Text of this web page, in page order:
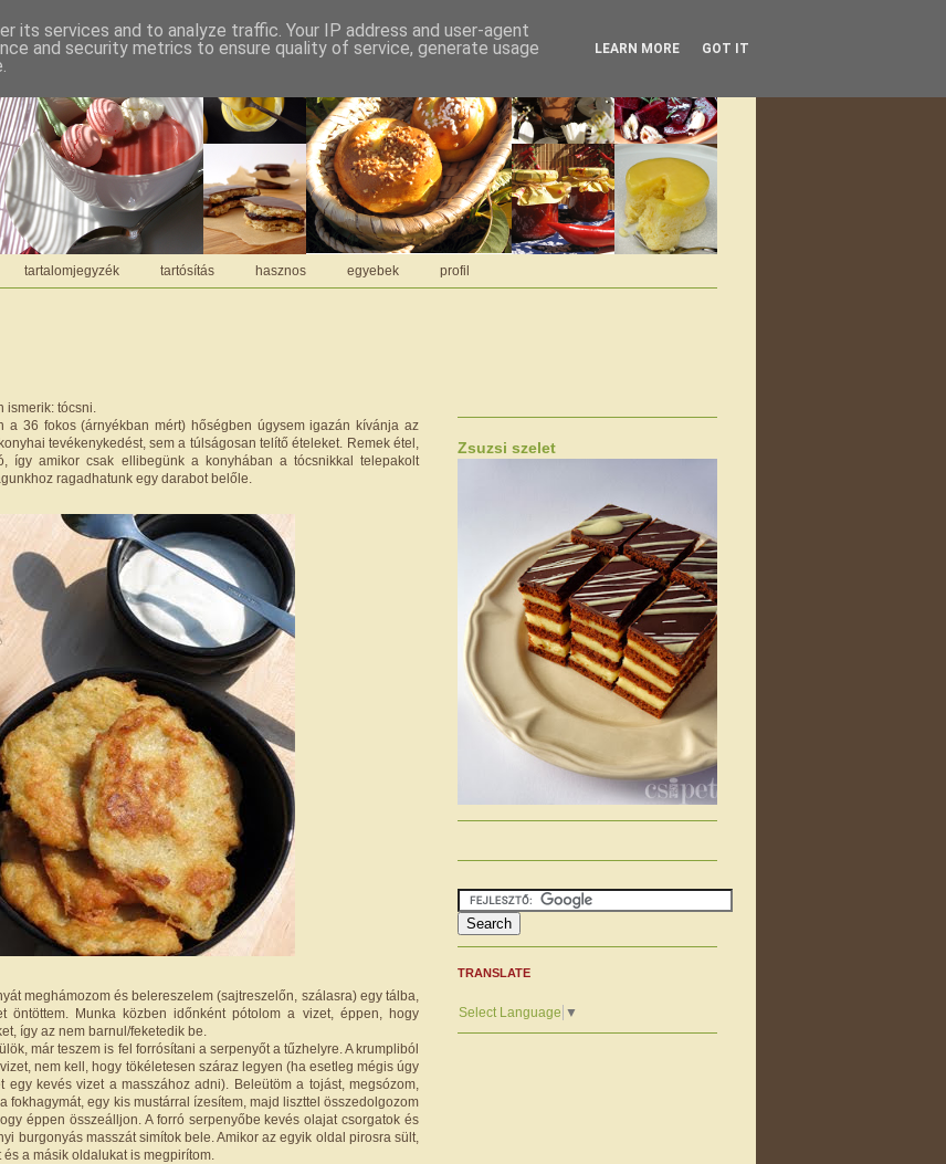
tartalomjegyzék tartósítás hasznos egyebek profil
ismerik: tócsni.
a 36 fokos (árnyékban mért) hőségben úgysem igazán kívánja az
tevékenykedést, sem a túlságosan telítő ételeket. Remek étel,
így amikor csak ellibegünk a konyhában a tócsnikkal telepakolt
ragadhatunk egy darabot belőle.
meghámozom és belereszelem (sajtreszelőn, szálasra) egy tálba,
öntöttem. Munka közben időnként pótolom a vizet, éppen, hogy
így az nem barnul/feketedik be.
már teszem is fel forrósítani a serpenyőt a tűzhelyre. A krumpliból
nem kell, hogy tökéletesen száraz legyen (ha esetleg mégis úgy
egy kevés vizet a masszához adni). Beleütöm a tojást, megsózom,
fokhagymát, egy kis mustárral ízesítem, majd liszttel összedolgozom
éppen összeálljon. A forró serpenyőbe kevés olajat csorgatok és
burgonyás masszát simítok bele. Amikor az egyik oldal pirosra sült,
a másik oldalukat is megpirítom.
Zsuzsi szelet
TRANSLATE
Select Language ▼
its services and to analyze traffic. Your IP address and user-agent
and security metrics to ensure quality of service, generate usage
LEARN MORE GOT IT